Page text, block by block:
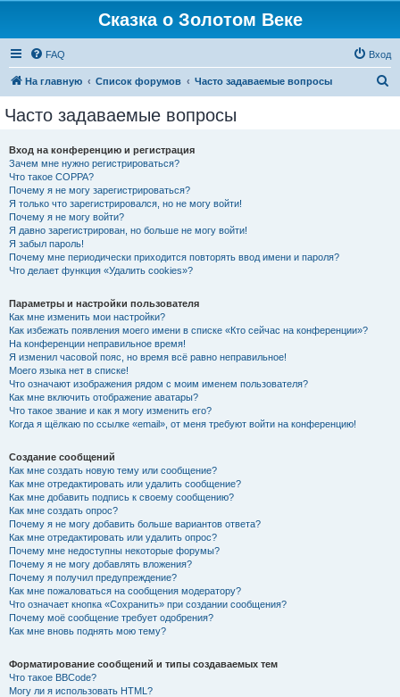
Сказка о Золотом Веке
FAQ Вход
На главную Список форумов Часто задаваемые вопросы
Часто задаваемые вопросы
Вход на конференцию и регистрация
Зачем мне нужно регистрироваться?
Что такое COPPA?
Почему я не могу зарегистрироваться?
Я только что зарегистрировался, но не могу войти!
Почему я не могу войти?
Я давно зарегистрирован, но больше не могу войти!
Я забыл пароль!
Почему мне периодически приходится повторять ввод имени и пароля?
Что делает функция «Удалить cookies»?
Параметры и настройки пользователя
Как мне изменить мои настройки?
Как избежать появления моего имени в списке «Кто сейчас на конференции»?
На конференции неправильное время!
Я изменил часовой пояс, но время всё равно неправильное!
Моего языка нет в списке!
Что означают изображения рядом с моим именем пользователя?
Как мне включить отображение аватары?
Что такое звание и как я могу изменить его?
Когда я щёлкаю по ссылке «email», от меня требуют войти на конференцию!
Создание сообщений
Как мне создать новую тему или сообщение?
Как мне отредактировать или удалить сообщение?
Как мне добавить подпись к своему сообщению?
Как мне создать опрос?
Почему я не могу добавить больше вариантов ответа?
Как мне отредактировать или удалить опрос?
Почему мне недоступны некоторые форумы?
Почему я не могу добавлять вложения?
Почему я получил предупреждение?
Как мне пожаловаться на сообщения модератору?
Что означает кнопка «Сохранить» при создании сообщения?
Почему моё сообщение требует одобрения?
Как мне вновь поднять мою тему?
Форматирование сообщений и типы создаваемых тем
Что такое BBCode?
Могу ли я использовать HTML?